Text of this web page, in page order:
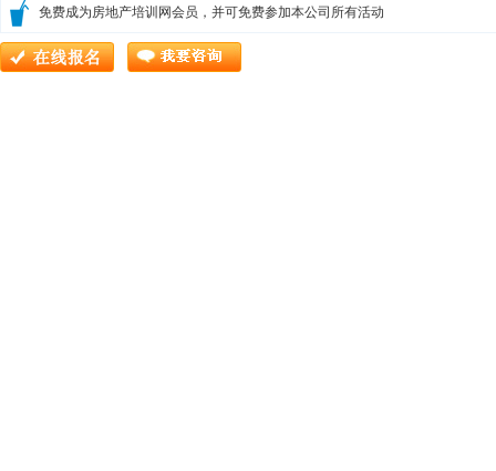
免费成为房地产培训网会员，并可免费参加本公司所有活动